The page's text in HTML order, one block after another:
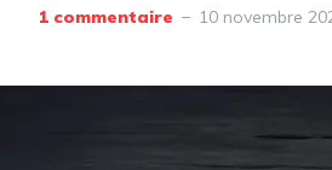
1 commentaire 10 novembre